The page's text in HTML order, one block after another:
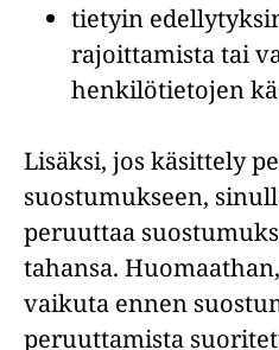
tietyin
rajoittamista tai
henkilötietojen
Lisäksi, jos käsittely
suostumukseen,
peruuttaa
tahansa.
vaikuta ennen
peruuttamista